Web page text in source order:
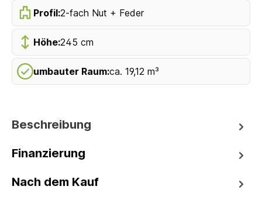
Profil:2-fach Nut + Feder
Höhe:245 cm
umbauter Raum:ca. 19,12 m³
Beschreibung
Finanzierung
Nach dem Kauf